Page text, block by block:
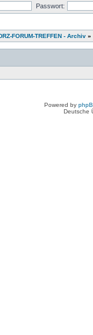
Passwort:
FORUM-TREFFEN - Archiv »
Powered by
Deutsche